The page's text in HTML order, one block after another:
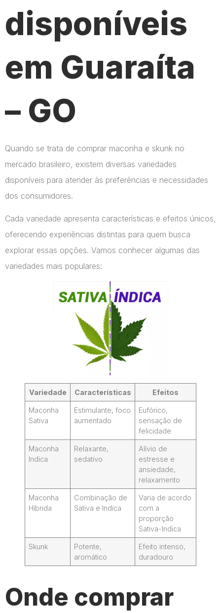
disponíveis
em Guaraíta
– GO
Quando se trata de comprar maconha e skunk no
mercado brasileiro, existem diversas variedades
disponíveis para atender às preferências e necessidades
dos consumidores.
Cada variedade apresenta características e efeitos únicos,
oferecendo experiências distintas para quem busca
explorar essas opções. Vamos conhecer algumas das
variedades mais populares:
Variedade Características Efeitos
Maconha
Sativa
Estimulante, foco
aumentado
Eufórico,
sensação de
felicidade
Maconha
Indica
Relaxante,
sedativo
Alívio de
estresse e
ansiedade,
relaxamento
Maconha
Híbrida
Combinação de
Sativa e Indica
Varia de acordo
com a
proporção
Sativa-Indica
Skunk
Potente,
aromático
Efeito intenso,
duradouro
Onde comprar